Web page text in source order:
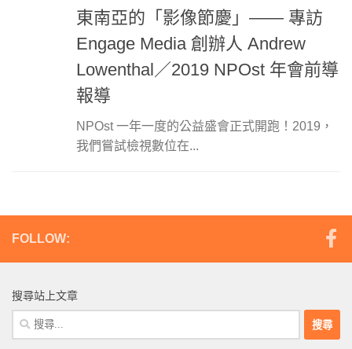
東南亞的「影像節慶」—— 專訪
Engage Media 創辦人 Andrew
Lowenthal／2019 NPOst 年會前導
報導
NPOst 一年一度的公益盛會正式開跑！2019，
我們嘗試檢視數位在...
FOLLOW:
搜尋站上文章
搜
尋